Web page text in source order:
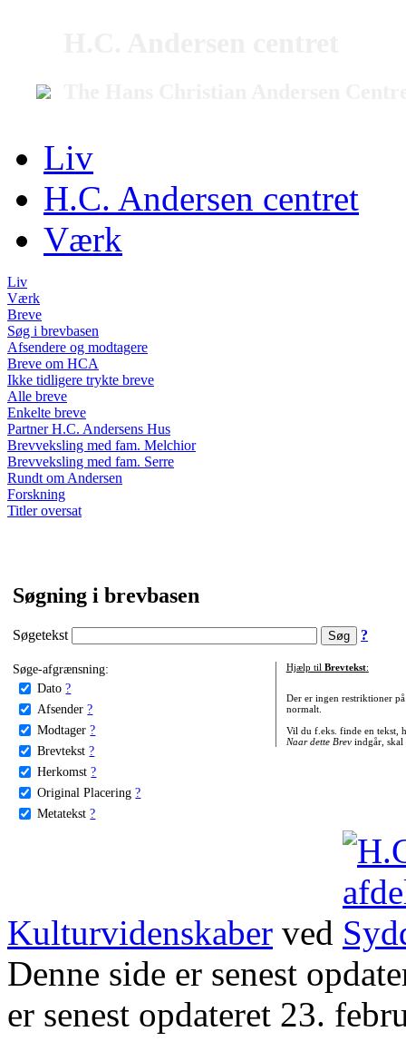
Liv
H.C. Andersen centret
Værk
Liv
Værk
Breve
Søg i brevbasen
Afsendere og modtagere
Breve om HCA
Ikke tidligere trykte breve
Alle breve
Enkelte breve
Partner H.C. Andersens Hus
Brevveksling med fam. Melchior
Brevveksling med fam. Serre
Rundt om Andersen
Forskning
Titler oversat
Søgning i brevbasen
Søgetekst ?
Søge-afgrænsning:
Dato ?
Afsender ?
Modtager ?
Brevtekst ?
Herkomst ?
Original Placering ?
Metatekst ?
Hjælp til Brevtekst:
Der er ingen restriktioner
normalt.
Vil du f.eks. finde en tekst,
Naar dette Brevindgår, skal
Kulturvidenskaber ved
Denne side er senest
er senest opdateret 23.